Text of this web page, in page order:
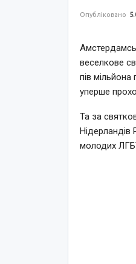
Опубліковано
веселкове
пів
уперше
Та за
Нідерландів
молодих